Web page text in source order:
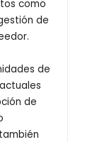
como
de
de
de